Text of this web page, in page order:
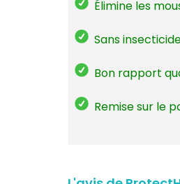
Élimine les
Sans
Bon rapport
Remise sur le